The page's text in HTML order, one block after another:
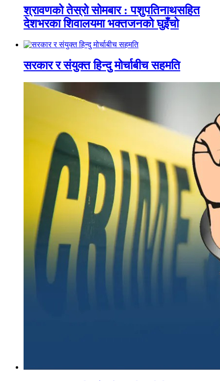
श्रावणको तेस्रो सोमबार : पशुपतिनाथसहित
देशभरका शिवालयमा भक्तजनको घुइँचो
सरकार र संयुक्त हिन्दु मोर्चाबीच सहमति